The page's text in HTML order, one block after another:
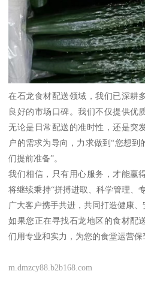
在石龙食材配送领域，我们已深耕
良好的市场口碑。我们不仅提供优
无论是日常配送的准时性，还是突
户的需求为导向，力求做到“您想
们提前准备”。
我们相信，只有用心服务，才能赢
将继续秉持“拼搏进取、科学管理、
广大客户携手共进，共同打造健康、
如果您正在寻找石龙地区的食材配
们用专业和实力，为您的食堂运营保
m.dmzcy88.b2b168.com